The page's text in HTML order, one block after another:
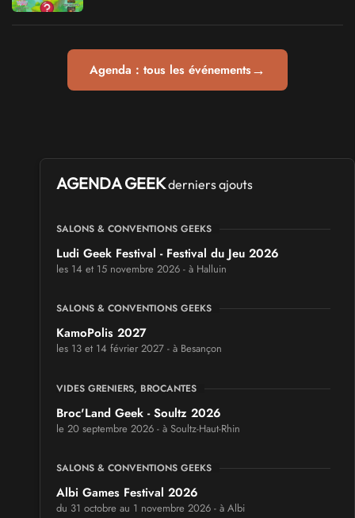
Agenda : tous les événements→
AGENDA GEEKderniers ajouts
SALONS & CONVENTIONS GEEKS
Ludi Geek Festival - Festival du Jeu 2026
les 14 et 15 novembre 2026 - à Halluin
SALONS & CONVENTIONS GEEKS
KamoPolis 2027
les 13 et 14 février 2027 - à Besançon
VIDES GRENIERS, BROCANTES
Broc'Land Geek - Soultz 2026
le 20 septembre 2026 - à Soultz-Haut-Rhin
SALONS & CONVENTIONS GEEKS
Albi Games Festival 2026
du 31 octobre au 1 novembre 2026 - à Albi